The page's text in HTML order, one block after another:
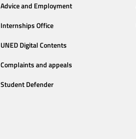
Advice and Employment
Internships Office
UNED Digital Contents
Complaints and appeals
Student Defender